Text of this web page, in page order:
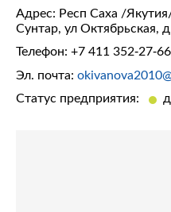
Адрес: Респ Саха /
Сунтар, ул Октябрьская,
Телефон: +7 411 352-27-66
Эл. почта:
Статус предприятия: